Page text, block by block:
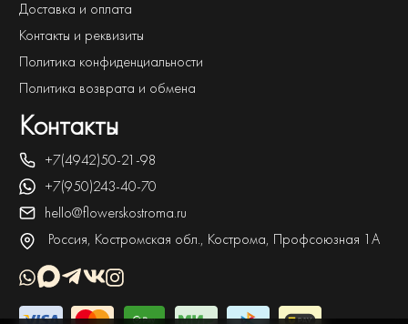
Доставка и оплата
Контакты и реквизиты
Политика конфиденциальности
Политика возврата и обмена
Контакты
+7(4942)50-21-98
+7(950)243-40-70
hello@flowerskostroma.ru
Россия, Костромская обл., Кострома, Профсоюзная 1А